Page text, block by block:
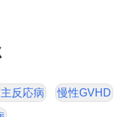
反応病 慢性GVHD